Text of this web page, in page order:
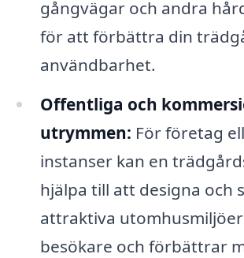
gångvägar och andra
för att förbättra din
användbarhet.
Offentliga och
utrymmen: För företag
instanser kan en
hjälpa till att designa och
attraktiva
besökare och förbättrar